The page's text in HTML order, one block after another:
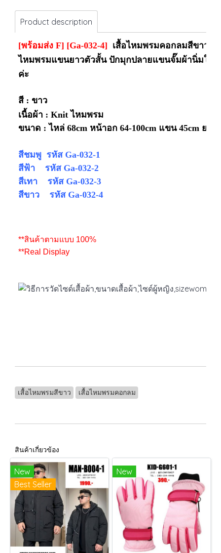
Product description
[พร้อมส่ง F] [Ga-032-4] เสื้อไหมพรมคอกลมสีขาว เ
ไหมพรมแขนยาวตัวสั้น ปักมุกปลายแขนจั๊มผ้านิ่มใส่ส
ค่ะ
สี : ขาว
เนื้อผ้า : Knit ไหมพรม
ขนาด : ไหล่ 68cm หน้าอก 64-100cm แขน 45cm ยาว
สีชมพู รหัส Ga-032-1
สีฟ้า รหัส Ga-032-2
สีเทา รหัส Ga-032-3
สีขาว รหัส Ga-032-4
**สินค้าตามแบบ 100%
**Real Display
เสื้อไหมพรมสีขาว เสื้อไหมพรมคอกลม
สินค้าเกี่ยวข้อง
New
Best Seller
New